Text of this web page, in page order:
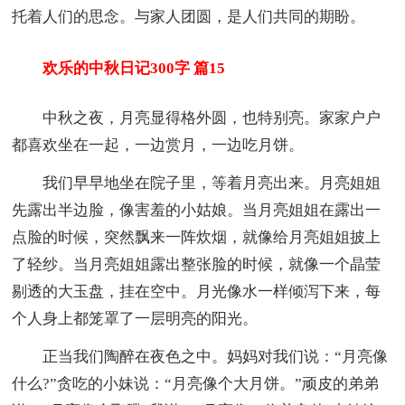
托着人们的思念。与家人团圆，是人们共同的期盼。
欢乐的中秋日记300字 篇15
中秋之夜，月亮显得格外圆，也特别亮。家家户户
都喜欢坐在一起，一边赏月，一边吃月饼。
我们早早地坐在院子里，等着月亮出来。月亮姐姐
先露出半边脸，像害羞的小姑娘。当月亮姐姐在露出一
点脸的时候，突然飘来一阵炊烟，就像给月亮姐姐披上
了轻纱。当月亮姐姐露出整张脸的时候，就像一个晶莹
剔透的大玉盘，挂在空中。月光像水一样倾泻下来，每
个人身上都笼罩了一层明亮的阳光。
正当我们陶醉在夜色之中。妈妈对我们说：“月亮像
什么?”贪吃的小妹说：“月亮像个大月饼。”顽皮的弟弟